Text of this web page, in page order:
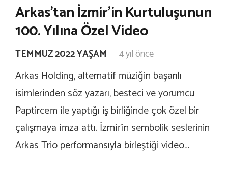
Arkas’tan İzmir’in Kurtuluşunun
100. Yılına Özel Video
TEMMUZ 2022 YAŞAM 4 yıl önce
Arkas Holding, alternatif müziğin başarılı
isimlerinden söz yazarı, besteci ve yorumcu
Paptircem ile yaptığı iş birliğinde çok özel bir
çalışmaya imza attı. İzmir’in sembolik seslerinin
Arkas Trio performansıyla birleştiği video…